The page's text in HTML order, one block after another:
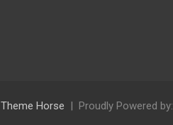
Theme Horse Proudly Powered by: